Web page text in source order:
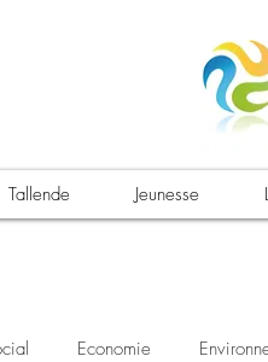
Tallende Jeunesse
Economie